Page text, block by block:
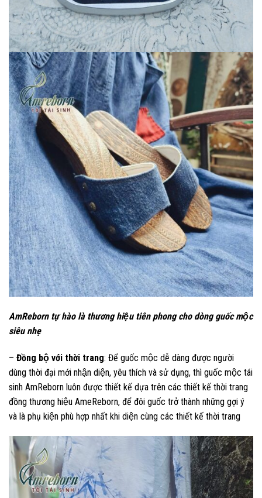
AmReborn tự hào là thương hiệu tiên phong cho dòng guốc mộc
siêu nhẹ
– Đồng bộ với thời trang: Để guốc mộc dễ dàng được người
dùng thời đại mới nhận diện, yêu thích và sử dụng, thì guốc mộc tái
sinh AmReborn luôn được thiết kế dựa trên các thiết kế thời trang
đồng thương hiệu AmeReborn, để đôi guốc trở thành những gợi ý
và là phụ kiện phù hợp nhất khi diện cùng các thiết kế thời trang